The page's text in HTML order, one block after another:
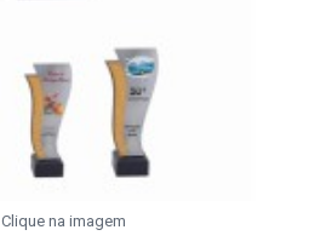
Clique na imagem